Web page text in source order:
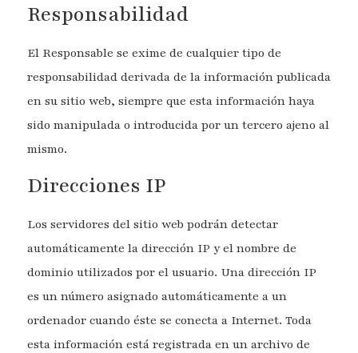
Responsabilidad
El Responsable se exime de cualquier tipo de
responsabilidad derivada de la información publicada
en su sitio web, siempre que esta información haya
sido manipulada o introducida por un tercero ajeno al
mismo.
Direcciones IP
Los servidores del sitio web podrán detectar
automáticamente la dirección IP y el nombre de
dominio utilizados por el usuario. Una dirección IP
es un número asignado automáticamente a un
ordenador cuando éste se conecta a Internet. Toda
esta información está registrada en un archivo de